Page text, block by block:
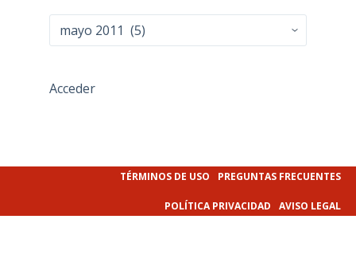
Acceder
TÉRMINOS DE USO PREGUNTAS FRECUENTES
POLÍTICA PRIVACIDAD AVISO LEGAL